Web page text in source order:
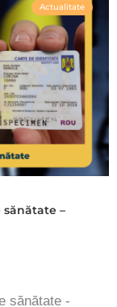
Actualitate
sănătate –
sănătate -